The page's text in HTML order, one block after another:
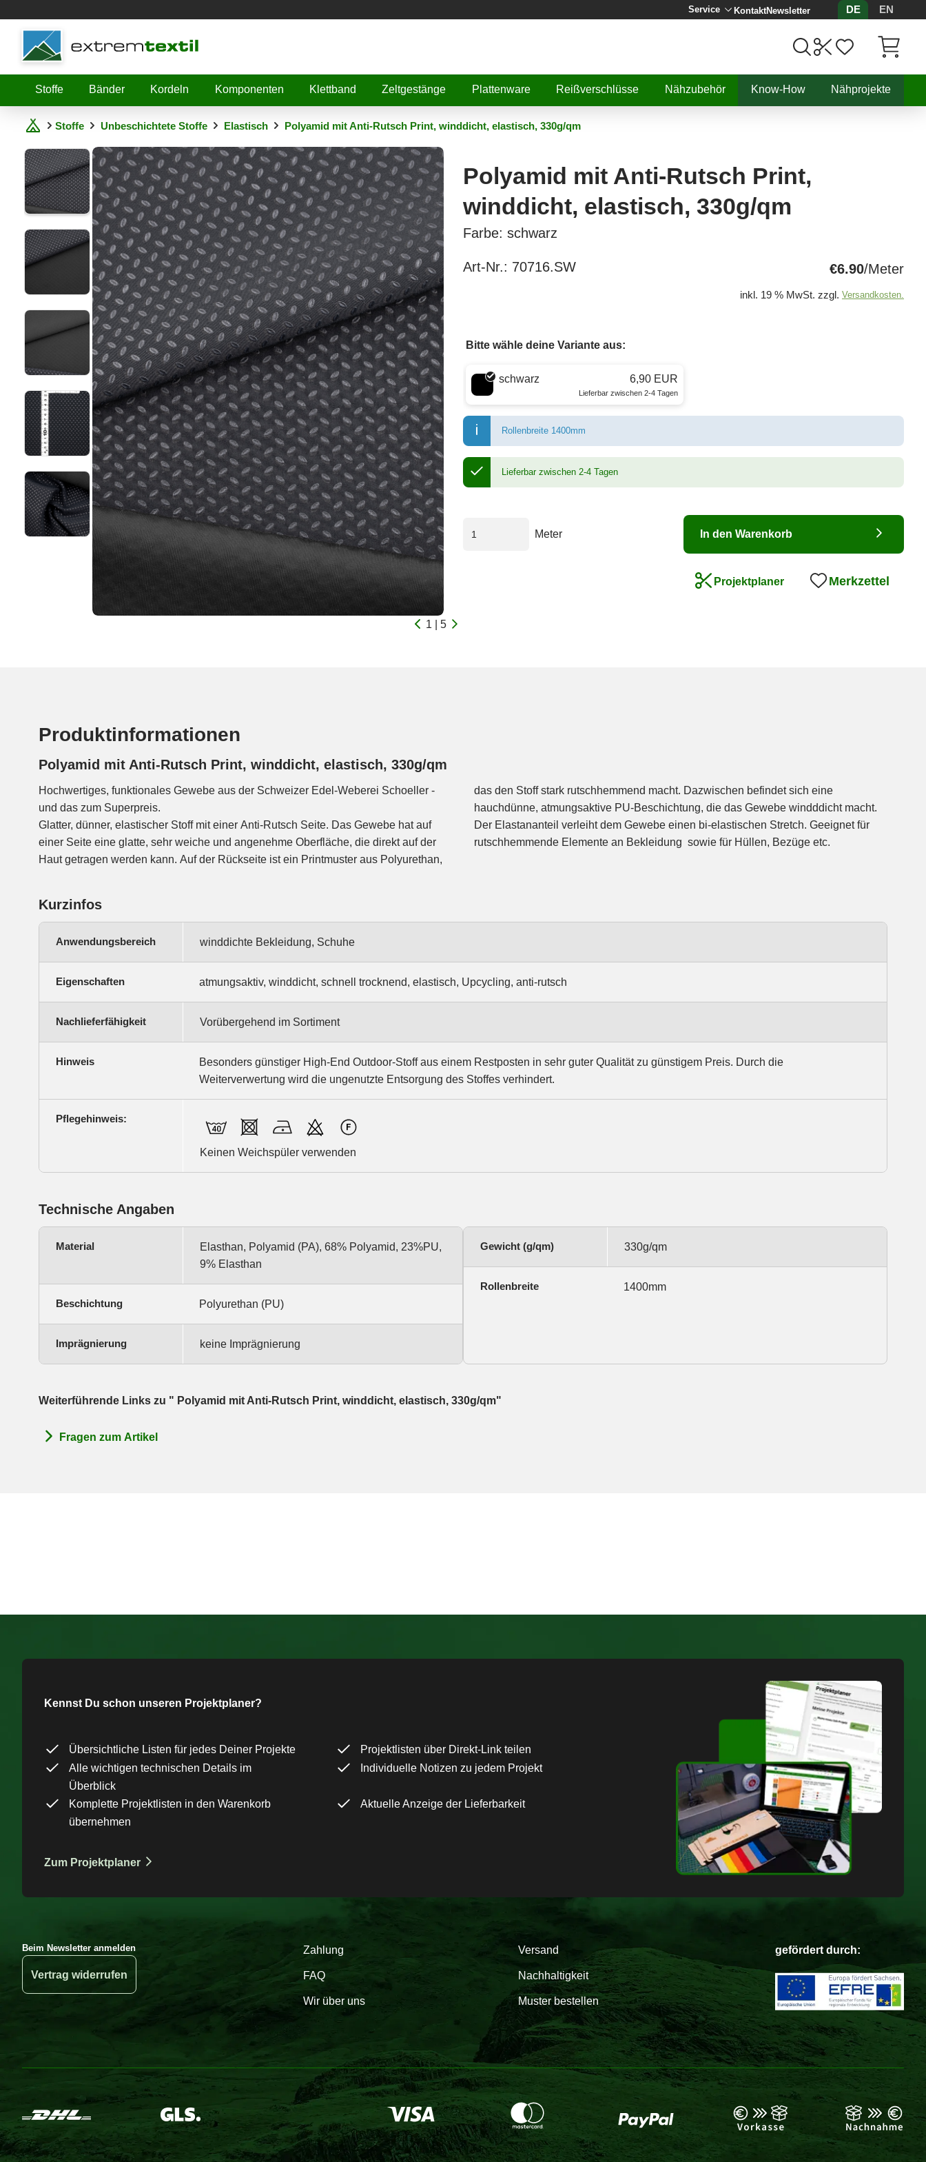
Service KontaktNewsletter DE
EN
Shopware
Stoffe
Bänder Kordeln Komponenten Klettband Zeltgestänge Plattenware Reißverschlüsse Nähzubehör Know-How Nähprojekte
Stoffe Unbeschichtete Stoffe Elastisch Polyamid mit Anti-Rutsch Print, winddicht, elastisch, 330g/qm
1 | 5
Polyamid mit Anti-Rutsch Print,
winddicht, elastisch, 330g/qm
Farbe: schwarz
Art-Nr.: 70716.SW €6.90/Meter
inkl. 19 % MwSt. zzgl. Versandkosten.
Bitte wähle deine Variante aus:
Wähle eine Farbe
schwarz 6,90 EUR
Lieferbar zwischen 2-4 Tagen
Rollenbreite 1400mm
Lieferbar zwischen 2-4 Tagen
Meter In den Warenkorb
Projektplaner Merkzettel
Produktinformationen
Polyamid mit Anti-Rutsch Print, winddicht, elastisch, 330g/qm
Hochwertiges, funktionales Gewebe aus der Schweizer Edel-Weberei Schoeller -
und das zum Superpreis.
Glatter, dünner, elastischer Stoff mit einer Anti-Rutsch Seite. Das Gewebe hat auf
einer Seite eine glatte, sehr weiche und angenehme Oberfläche, die direkt auf der
Haut getragen werden kann. Auf der Rückseite ist ein Printmuster aus Polyurethan,
das den Stoff stark rutschhemmend macht. Dazwischen befindet sich eine
hauchdünne, atmungsaktive PU-Beschichtung, die das Gewebe windddicht macht.
Der Elastananteil verleiht dem Gewebe einen bi-elastischen Stretch. Geeignet für
rutschhemmende Elemente an Bekleidung sowie für Hüllen, Bezüge etc.
Kurzinfos
Anwendungsbereich winddichte Bekleidung, Schuhe
Eigenschaften atmungsaktiv, winddicht, schnell trocknend, elastisch, Upcycling, anti-rutsch
Nachlieferfähigkeit Vorübergehend im Sortiment
Hinweis
Besonders günstiger High-End Outdoor-Stoff aus einem Restposten in sehr guter Qualität zu günstigem Preis. Durch die
Weiterverwertung wird die ungenutzte Entsorgung des Stoffes verhindert.
Pflegehinweis:
Keinen Weichspüler verwenden
Technische Angaben
Material
Elasthan, Polyamid (PA), 68% Polyamid, 23%PU,
9% Elasthan
Beschichtung Polyurethan (PU)
Imprägnierung keine Imprägnierung
Gewicht (g/qm) 330g/qm
Rollenbreite 1400mm
Weiterführende Links zu " Polyamid mit Anti-Rutsch Print, winddicht, elastisch, 330g/qm"
Fragen zum Artikel
Kennst Du schon unseren Projektplaner?
Übersichtliche Listen für jedes Deiner Projekte
Projektlisten über Direkt-Link teilen
Alle wichtigen technischen Details im
Überblick
Individuelle Notizen zu jedem Projekt
Komplette Projektlisten in den Warenkorb
übernehmen
Aktuelle Anzeige der Lieferbarkeit
Zum Projektplaner
Beim Newsletter anmelden
Vertrag widerrufen
Zahlung Versand
FAQ Nachhaltigkeit
Wir über uns Muster bestellen
gefördert durch: